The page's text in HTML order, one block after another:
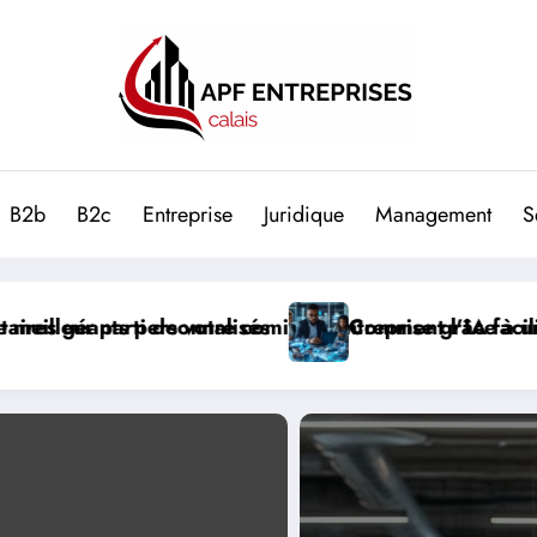
B2b B2c Entreprise Juridique Management
à une communication transparente avec les
facilite l’accès aux conventions collectives pour les
Externalisation